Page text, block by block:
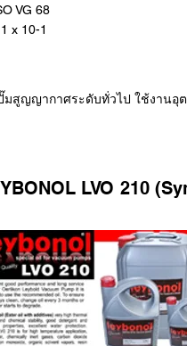
VG 68
x 10-1
มสูญญากาศระดับทั่วไป ใช้งานอุ
LVO 210